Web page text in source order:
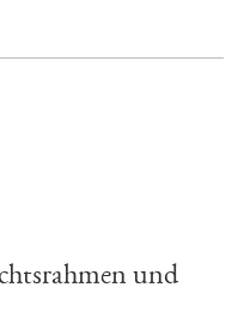
und